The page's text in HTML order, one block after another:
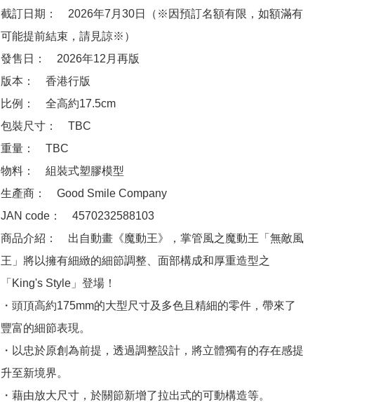
截訂日期：　2026年7月30日（※因預訂名額有限，如額滿有
可能提前結束，請見諒※）
發售日：　2026年12月再版
版本：　香港行版
比例：　全高約17.5cm
包裝尺寸：　TBC
重量：　TBC
物料：　組裝式塑膠模型
生產商：　Good Smile Company
JAN code：　4570232588103
商品介紹：　出自動畫《魔動王》，掌管風之魔動王「無敵風
王」將以擁有細緻的細節調整、面部構成和厚重造型之
「King's Style」登場！
・頭頂高約175mm的大型尺寸及多色且精細的零件，帶來了
豐富的細節表現。
・以忠於原創為前提，透過調整設計，將立體獨有的存在感提
升至新境界。
・藉由放大尺寸，於關節新增了拉出式的可動構造等。